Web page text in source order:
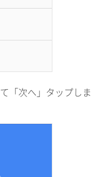
「次へ」タップしま